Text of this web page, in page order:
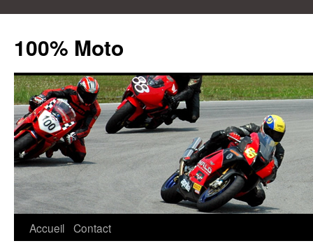
100% Moto
Aller
Accueil Contact